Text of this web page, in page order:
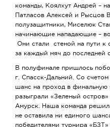
команды, Коялхут Андрей –
Патласов Алексей и Рысцов
полузащитники, Миселюк
начинающие нападающие –
Они стали стеной на пути к
за каждый мяч до последней
В полуфинале пришлось
г. Спасск-Дальний. Со
шанс на проход в финальную
разыграли «Зеленый
Амурск. Наша команда
не оставила ни единого
победителями турнира